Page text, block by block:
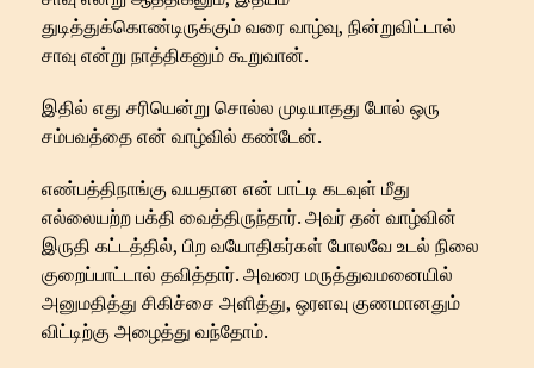
துடித்துக்கொண்டிருக்கும் வரை வாழ்வு, நின்றுவிட்டால்
சாவு என்று நாத்திகனும் கூறுவான்.
இதில் எது சரியென்று சொல்ல முடியாதது போல் ஒரு
சம்பவத்தை என் வாழ்வில் கண்டேன்.
எண்பத்திநாங்கு வயதான என் பாட்டி கடவுள் மீது
எல்லையற்ற பக்தி வைத்திருந்தார். அவர் தன் வாழ்வின்
இருதி கட்டத்தில், பிற வயோதிகர்கள் போலவே உடல் நிலை
குறைப்பாட்டால் தவித்தார். அவரை மருத்துவமனையில்
அனுமதித்து சிகிச்சை அளித்து, ஒரளவு குணமானதும்
விட்டிற்கு அழைத்து வந்தோம்.